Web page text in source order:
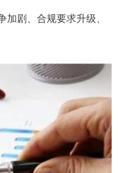
剧、合规要求升级、